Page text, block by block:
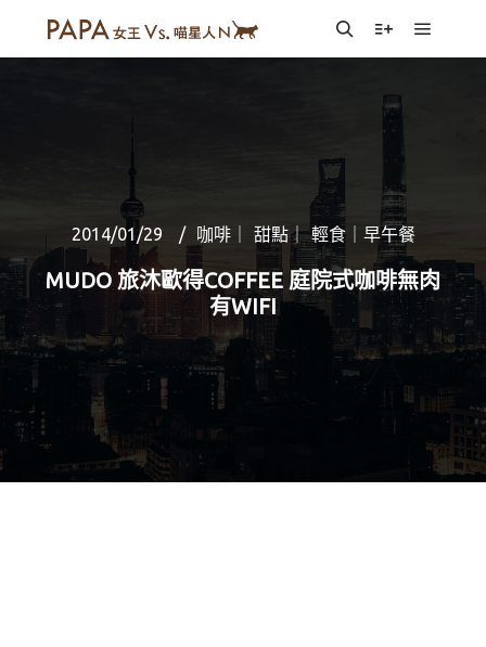
SearchMore info
Main
2014/01/29 咖啡｜ 甜點｜ 輕食｜早午餐
MUDO 旅沐歐得COFFEE 庭院式咖啡無肉
有WIFI